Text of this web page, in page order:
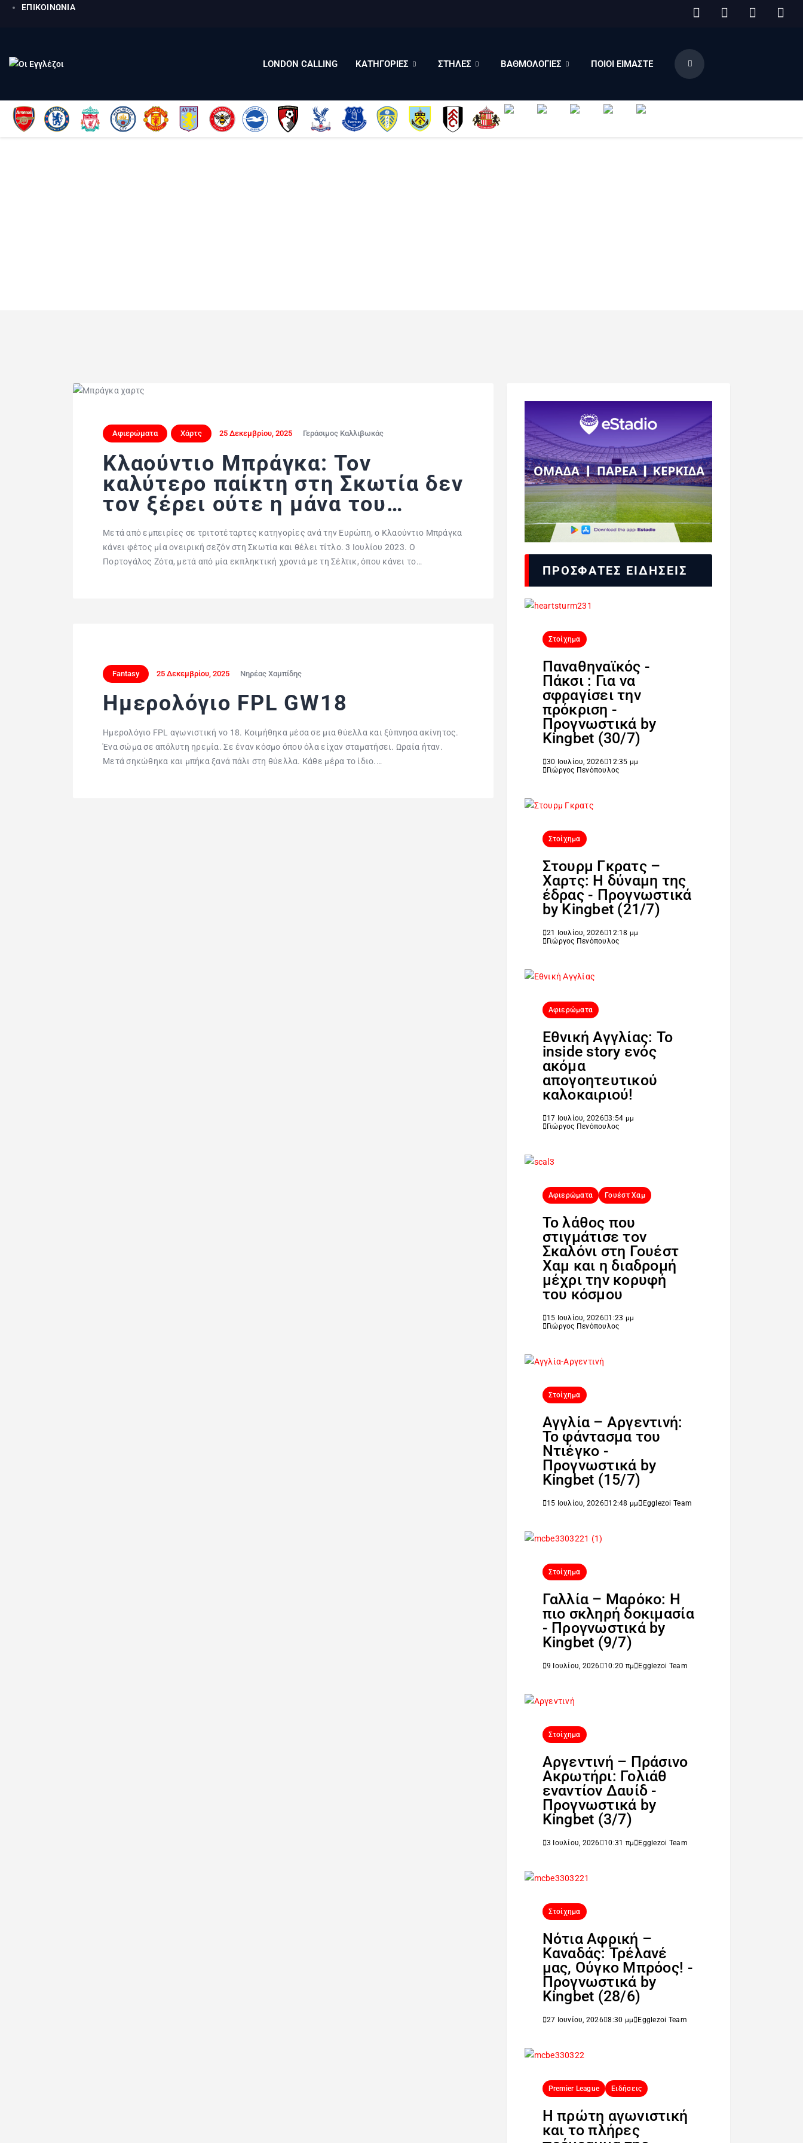
ΕΠΙΚΟΙΝΩΝΙΑ
LONDON CALLING ΚΑΤΗΓΟΡΙΕΣ ΣΤΗΛΕΣ ΒΑΘΜΟΛΟΓΙΕΣ ΠΟΙΟΙ ΕΙΜΑΣΤΕ
ΒΑΘΜΟΛΟΓΙΕΣ
Αφιερώματα Χάρτς 25 Δεκεμβρίου, 2025 Γεράσιμος Καλλιβωκάς
Κλαούντιο Μπράγκα: Τον
καλύτερο παίκτη στη Σκωτία δεν
τον ξέρει ούτε η μάνα του…
Μετά από εμπειρίες σε τριτοτέταρτες κατηγορίες ανά την Ευρώπη, ο Κλαούντιο Μπράγκα
κάνει φέτος μία ονειρική σεζόν στη Σκωτία και θέλει τίτλο. 3 Ιουλίου 2023. Ο
Πορτογάλος Ζότα, μετά από μία εκπληκτική χρονιά με τη Σέλτικ, όπου κάνει το…
Fantasy 25 Δεκεμβρίου, 2025 Νηρέας Χαμπίδης
Ημερολόγιο FPL GW18
Ημερολόγιο FPL αγωνιστική νο 18. Κοιμήθηκα μέσα σε μια θύελλα και ξύπνησα ακίνητος.
Ένα σώμα σε απόλυτη ηρεμία. Σε έναν κόσμο όπου όλα είχαν σταματήσει. Ωραία ήταν.
Μετά σηκώθηκα και μπήκα ξανά πάλι στη θύελλα. Κάθε μέρα το ίδιο.…
ΠΡΟΣΦΑΤΕΣ ΕΙΔΗΣΕΙΣ
Στοίχημα
Παναθηναϊκός -
Πάκσι : Για να
σφραγίσει την
πρόκριση -
Προγνωστικά by
Kingbet (30/7)
30 Ιουλίου, 2026 12:35 μμ
Γιώργος Πενόπουλος
Στοίχημα
Στουρμ Γκρατς –
Χαρτς: Η δύναμη της
έδρας - Προγνωστικά
by Kingbet (21/7)
21 Ιουλίου, 2026 12:18 μμ
Γιώργος Πενόπουλος
Αφιερώματα
Εθνική Αγγλίας: Το
inside story ενός
ακόμα
απογοητευτικού
καλοκαιριού!
17 Ιουλίου, 2026 3:54 μμ
Γιώργος Πενόπουλος
Αφιερώματα Γουέστ Χαμ
Το λάθος που
στιγμάτισε τον
Σκαλόνι στη Γουέστ
Χαμ και η διαδρομή
μέχρι την κορυφή
του κόσμου
15 Ιουλίου, 2026 1:23 μμ
Γιώργος Πενόπουλος
Στοίχημα
Αγγλία – Αργεντινή:
Το φάντασμα του
Ντιέγκο -
Προγνωστικά by
Kingbet (15/7)
15 Ιουλίου, 2026 12:48 μμ Egglezoi Team
Στοίχημα
Γαλλία – Μαρόκο: Η
πιο σκληρή δοκιμασία
- Προγνωστικά by
Kingbet (9/7)
9 Ιουλίου, 2026 10:20 πμ Egglezoi Team
Στοίχημα
Αργεντινή – Πράσινο
Ακρωτήρι: Γολιάθ
εναντίον Δαυίδ -
Προγνωστικά by
Kingbet (3/7)
3 Ιουλίου, 2026 10:31 πμ Egglezoi Team
Στοίχημα
Νότια Αφρική –
Καναδάς: Τρέλανέ
μας, Ούγκο Μπρόος! -
Προγνωστικά by
Kingbet (28/6)
27 Ιουνίου, 2026 8:30 μμ Egglezoi Team
Premier League Ειδήσεις
H πρώτη αγωνιστική
και το πλήρες